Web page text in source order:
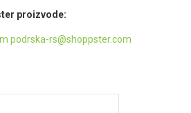
proizvode:
podrska-rs@shoppster.com